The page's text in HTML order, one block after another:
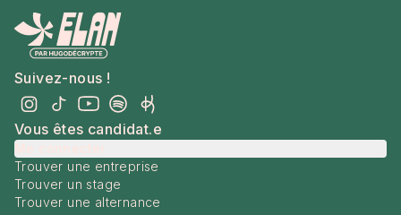
Suivez-nous !
Vous êtes candidat.e
Trouver une entreprise
Trouver un stage
Trouver une alternance